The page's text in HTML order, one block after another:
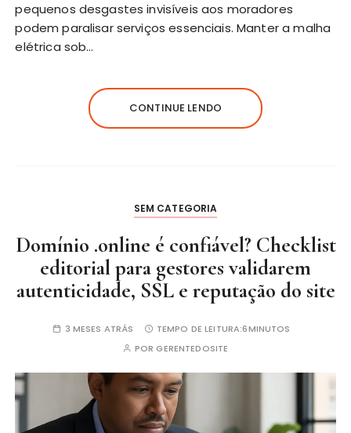
pequenos desgastes invisíveis aos moradores
podem paralisar serviços essenciais. Manter a malha
elétrica sob…
CONTINUE LENDO
SEM CATEGORIA
Domínio .online é confiável? Checklist
editorial para gestores validarem
autenticidade, SSL e reputação do site
3 MESES ATRÁS TEMPO DE LEITURA:6MINUTOS
PORGERENTEDOSITE